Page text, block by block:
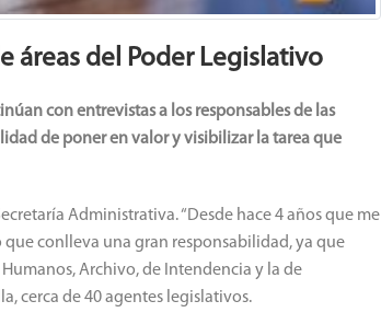
áreas del Poder Legislativo
con entrevistas a los responsables de las
de poner en valor y visibilizar la tarea que
Administrativa. “Desde hace 4 años que me
conlleva una gran responsabilidad, ya que
Archivo, de Intendencia y la de
cerca de 40 agentes legislativos.